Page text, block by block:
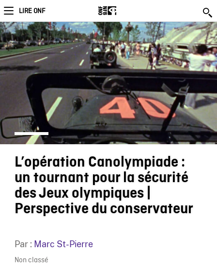
LIRE ONF
L’opération Canolympiade :
un tournant pour la sécurité
des Jeux olympiques |
Perspective du conservateur
Par : Marc St-Pierre
Non classé